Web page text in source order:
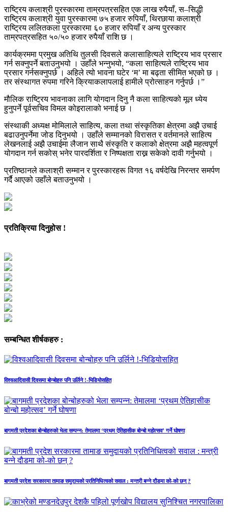
राष्ट्रिय कलाश्री पुरस्कारमा ताम्रपत्रसहित एक लाख रुपैयाँ, स–सिद्धी
राष्ट्रिय कलाश्री युवा पुरस्कारमा ७५ हजार रुपियाँ, थिरछाया कलाश्री
राष्ट्रिय ललितकला पुरस्कारमा ६० हजार रुपियाँ र अन्य पुरस्कार
ताम्रपत्रसहित ५०/५० हजार रुपैयाँ राशि छ ।
कार्यक्रममा प्रमुख अतिथि तुलसी दिवसले कलासाहित्यले राष्ट्रिय भाव प्रसार
गर्न सक्नुपर्ने बताउनुभयो । उहाँले भन्नुभयो, “कला साहित्यले राष्ट्रिय भाव
प्रसार गर्नसक्नुपर्छ । अहिले त्यो भावना घटेर ‘म’ मा बढ्ता सीमित भएको छ ।
तर संस्थागत रुपमा गरिने क्रियाकलापलाई हामीले प्रोत्साहन गर्नुपर्छ ।”
मौलिक राष्ट्रिय भावनाका लागि योगदान दिनु नै कला साहित्यको मूल ध्येय
हुनुपर्ने पूर्वसचिव विमल कोइरालाको भनाई छ ।
संस्थाकी अध्यक्ष मोमिलाले साहित्य, कला तथा संस्कृतिका क्षेत्रमा अझै उचाई
बढाउनुपर्नेमा जोड दिनुभयो । उहाँले सम्मानको विरासत र वर्तमानले साहित्य
लेखनलाई अझै उचाईमा लैजान साथै संस्कृति र कलाको क्षेत्रमा अझै महत्वपूर्ण
योगदान गर्न सकोस् भनेर पारदर्शिता र निष्पक्षता राख्न सकेको दावी गर्नुभयो ।
प्रतिष्ठानले कलाश्री सम्मान र पुरस्कारहरू विगत १६ वर्षदेखि निरन्तर समर्पण
गर्दै आएको उहाँले बताउनुभयो ।
प्रतिक्रिया दिनुहोस !
सम्बन्धित शीर्षकहरु :
विश्वआदिवासी दिवसमा बोन्बोहरु पनि उर्लिने !-भिडियोसहित
बागमती प्रदेशका बोन्बोहरुको भेला सम्पन्न: तेमालमा ‘प्रथम ऐतिहासीक बोन्बो महोत्सव’ गर्ने घोषणा
बागमती प्रदेश सरकारमा तामाङ समुदायको प्रतिनिधित्वको सवाल : मन्त्री बन्ने दौडमा को‐को छन् ?